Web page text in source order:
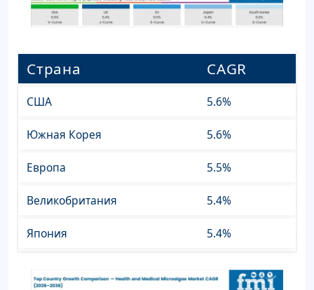
Страна CAGR
США 5.6%
Южная Корея 5.6%
Европа 5.5%
Великобритания 5.4%
Япония 5.4%